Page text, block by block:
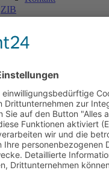
ZIB
Päd. Praktische Studien
Personen
Nationale Kooperationen
L.E.V.
Nachlese
Soziales Engagement
Materialien und Links
Personen
Kontakt
ÖKOLOG/PILGRIM